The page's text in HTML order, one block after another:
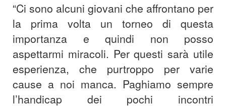
“Ci sono alcuni giovani che affrontano per
la prima volta un torneo di questa
importanza e quindi non posso
aspettarmi miracoli. Per questi sarà utile
esperienza, che purtroppo per varie
cause a noi manca. Paghiamo sempre
l’handicap dei pochi incontri